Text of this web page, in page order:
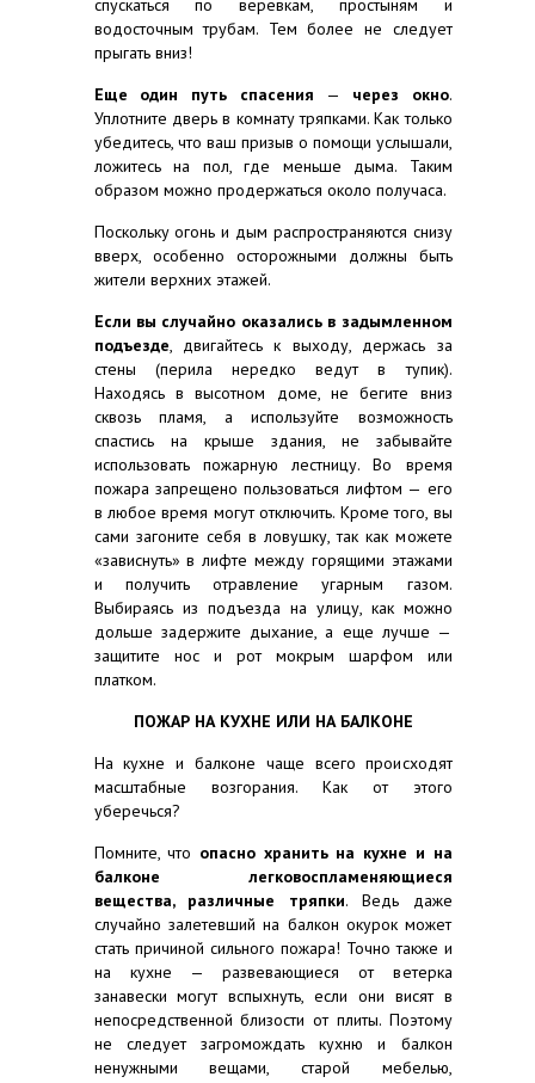
спускаться по веревкам, простыням и
водосточным трубам. Тем более не следует
прыгать вниз!
Еще один путь спасения — через окно.
Уплотните дверь в комнату тряпками. Как только
убедитесь, что ваш призыв о помощи услышали,
ложитесь на пол, где меньше дыма. Таким
образом можно продержаться около получаса.
Поскольку огонь и дым распространяются снизу
вверх, особенно осторожными должны быть
жители верхних этажей.
Если вы случайно оказались в задымленном
подъезде, двигайтесь к выходу, держась за
стены (перила нередко ведут в тупик).
Находясь в высотном доме, не бегите вниз
сквозь пламя, а используйте возможность
спастись на крыше здания, не забывайте
использовать пожарную лестницу. Во время
пожара запрещено пользоваться лифтом — его
в любое время могут отключить. Кроме того, вы
сами загоните себя в ловушку, так как можете
«зависнуть» в лифте между горящими этажами
и получить отравление угарным газом.
Выбираясь из подъезда на улицу, как можно
дольше задержите дыхание, а еще лучше —
защитите нос и рот мокрым шарфом или
платком.
ПОЖАР НА КУХНЕ ИЛИ НА БАЛКОНЕ
На кухне и балконе чаще всего происходят
масштабные возгорания. Как от этого
уберечься?
Помните, что опасно хранить на кухне и на
балконе легковоспламеняющиеся
вещества, различные тряпки. Ведь даже
случайно залетевший на балкон окурок может
стать причиной сильного пожара! Точно также и
на кухне — развевающиеся от ветерка
занавески могут вспыхнуть, если они висят в
непосредственной близости от плиты. Поэтому
не следует загромождать кухню и балкон
ненужными вещами, старой мебелью,